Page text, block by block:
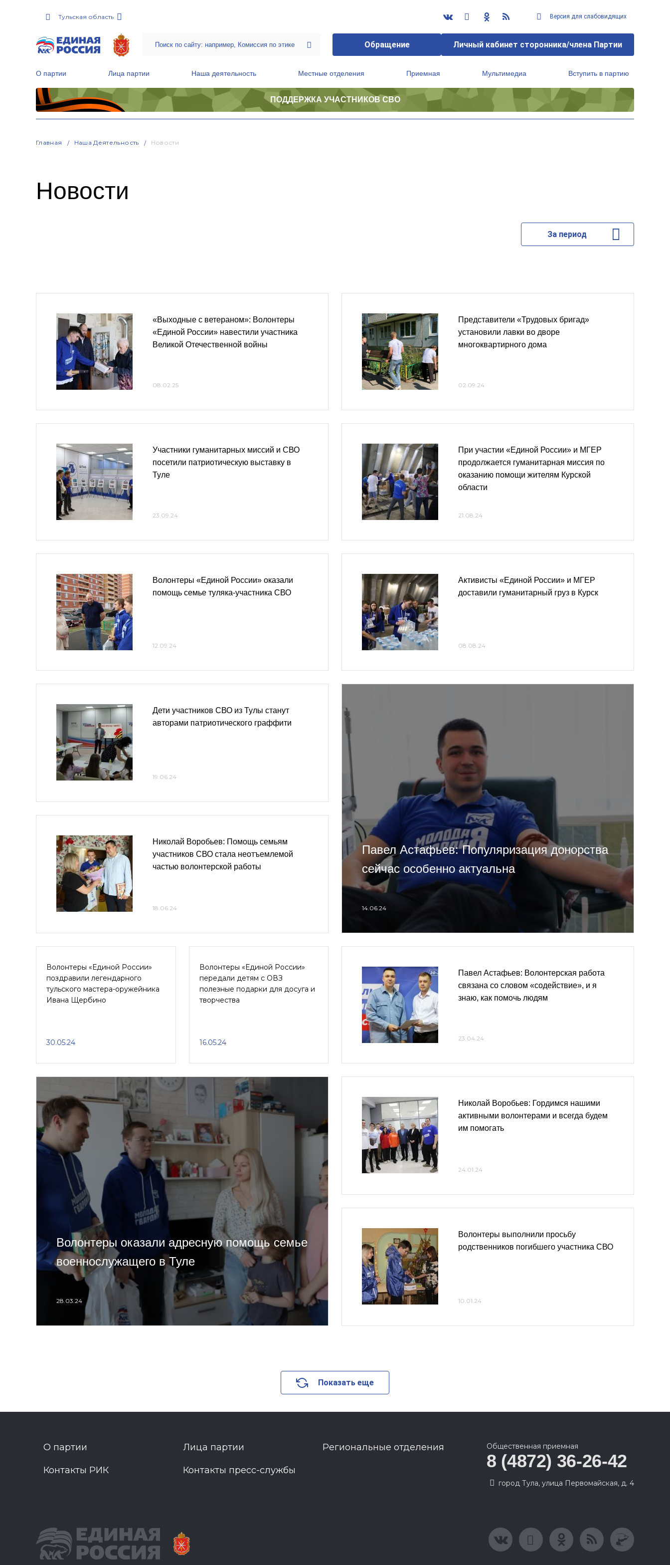
Тульская область Версия для слабовидящих
Обращение Личный кабинет сторонника/члена Партии
О партии Лица партии Наша деятельность Местные отделения Приемная Мультимедиа Вступить в партию
ПОДДЕРЖКА УЧАСТНИКОВ СВО
Главная Наша Деятельность Новости
Новости
За период
«Выходные с ветераном»: Волонтеры
«Единой России» навестили участника
Великой Отечественной войны
08.02.25
Участники гуманитарных миссий и СВО
посетили патриотическую выставку в
Туле
23.09.24
Волонтеры «Единой России» оказали
помощь семье туляка-участника СВО
12.09.24
Представители «Трудовых бригад»
установили лавки во дворе
многоквартирного дома
02.09.24
При участии «Единой России» и МГЕР
продолжается гуманитарная миссия по
оказанию помощи жителям Курской
области
21.08.24
Активисты «Единой России» и МГЕР
доставили гуманитарный груз в Курск
08.08.24
Дети участников СВО из Тулы станут
авторами патриотического граффити
19.06.24
Николай Воробьев: Помощь семьям
участников СВО стала неотъемлемой
частью волонтерской работы
18.06.24
Павел Астафьев: Популяризация донорства
сейчас особенно актуальна
14.06.24
Волонтеры «Единой России»
поздравили легендарного
тульского мастера-оружейника
Ивана Щербино
30.05.24
Волонтеры «Единой России»
передали детям с ОВЗ
полезные подарки для досуга и
творчества
16.05.24
Павел Астафьев: Волонтерская работа
связана со словом «содействие», и я
знаю, как помочь людям
23.04.24
Волонтеры оказали адресную помощь семье
военнослужащего в Туле
28.03.24
Николай Воробьев: Гордимся нашими
активными волонтерами и всегда будем
им помогать
24.01.24
Волонтеры выполнили просьбу
родственников погибшего участника СВО
10.01.24
Показать еще
О партии Лица партии Региональные отделения
Контакты РИК Контакты пресс-службы
Общественная приемная
8 (4872) 36-26-42
город Тула, улица Первомайская, д. 4